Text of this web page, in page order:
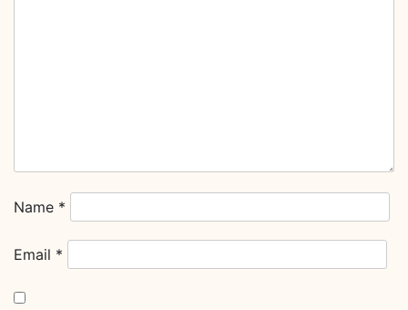
Name *
Email *